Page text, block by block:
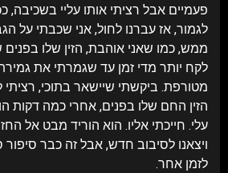
פעמיים אבל רציתי אותו עליי בשכיבה,
לגמור, אז עברנו לחול, אני שכבתי על
ממש, כמו שאני אוהבת, הזין שלו בפנים
לקח יותר מדי זמן עד שגמרתי את
מטורפת. ביקשתי שיישאר בתוכי,
הזין החם שלו בפנים, אחרי כמה דקות
עלי. חייכתי אליו. הוא הוריד מבט אל
ויצאנו לסיבוב חדש, אבל זה כבר
לזמן אחר.